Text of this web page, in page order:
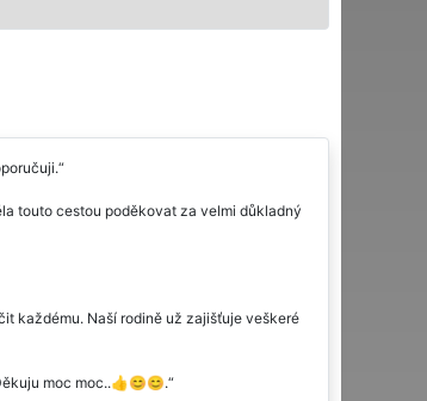
touto cestou poděkovat za velmi důkladný
každému. Naší rodině už zajišťuje veškeré
moc moc..👍😊😊.